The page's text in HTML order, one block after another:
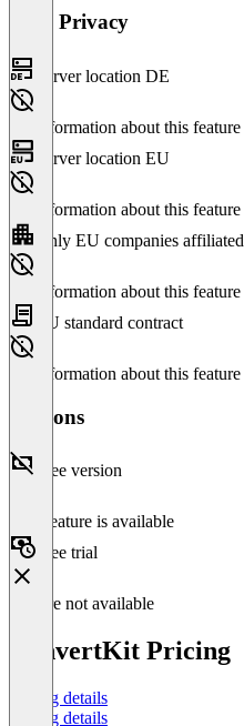
Data Privacy
Server location DE
No information about this feature
Server location EU
No information about this feature
Only EU companies affiliated
No information about this feature
EU standard contract
No information about this feature
Versions
Free version
This feature is available
Free trial
Feature not available
ConvertKit Pricing
Pricing details
Pricing details